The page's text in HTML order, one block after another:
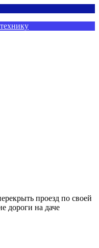
проезд по своей
дороги на даче